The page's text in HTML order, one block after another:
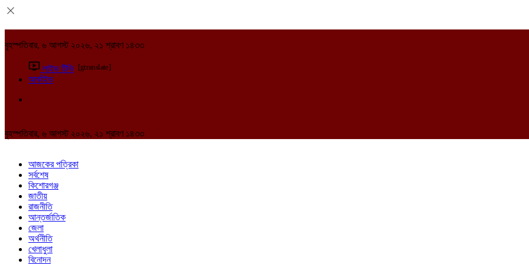
বৃহস্পতিবার, ৬ আগস্ট ২০২৬, ২১ শ্রাবণ ১৪৩৩
লাইভ টিভি [gtranslate]
আর্কাইভ
বৃহস্পতিবার, ৬ আগস্ট ২০২৬, ২১ শ্রাবণ ১৪৩৩
আজকের পত্রিকা
সর্বশেষ
কিশোরগঞ্জ
জাতীয়
রাজনীতি
আন্তর্জাতিক
জেলা
অর্থনীতি
খেলাধুলা
বিনোদন